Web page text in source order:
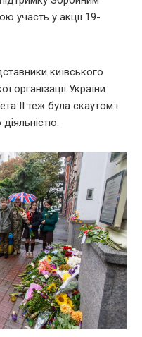
участь у акції 19-
київського
організації України
ІІ теж була скаутом і